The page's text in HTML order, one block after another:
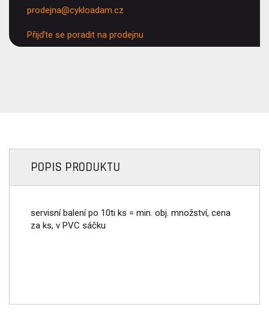
prodejna@cykloadam.cz
Přijďte se poradit na prodejnu
POPIS PRODUKTU
servisní balení po 10ti ks = min. obj. množství, cena
za ks, v PVC sáčku